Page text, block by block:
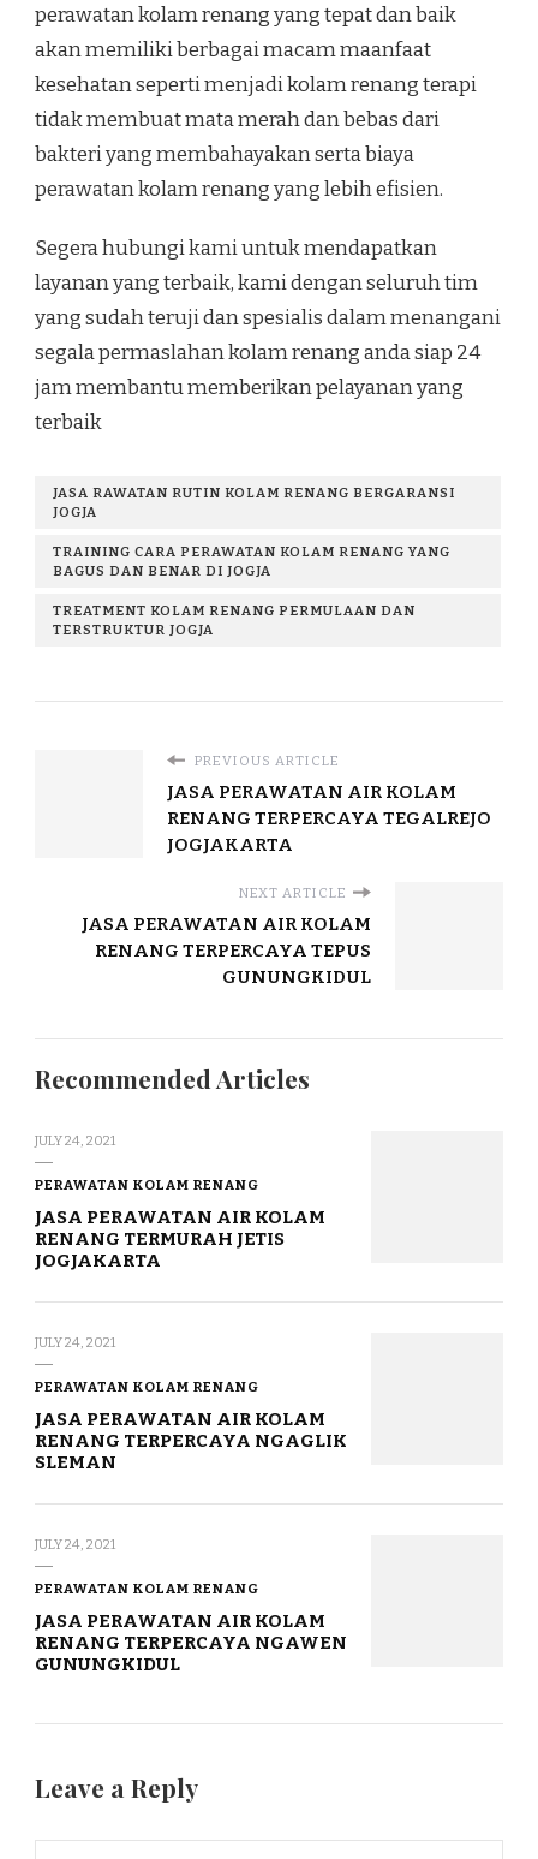
perawatan kolam renang yang tepat dan baik
akan memiliki berbagai macam maanfaat
kesehatan seperti menjadi kolam renang terapi
tidak membuat mata merah dan bebas dari
bakteri yang membahayakan serta biaya
perawatan kolam renang yang lebih efisien.
Segera hubungi kami untuk mendapatkan
layanan yang terbaik, kami dengan seluruh tim
yang sudah teruji dan spesialis dalam menangani
segala permaslahan kolam renang anda siap 24
jam membantu memberikan pelayanan yang
terbaik
JASA RAWATAN RUTIN KOLAM RENANG BERGARANSI
JOGJA
TRAINING CARA PERAWATAN KOLAM RENANG YANG
BAGUS DAN BENAR DI JOGJA
TREATMENT KOLAM RENANG PERMULAAN DAN
TERSTRUKTUR JOGJA
PREVIOUS ARTICLE
JASA PERAWATAN AIR KOLAM
RENANG TERPERCAYA TEGALREJO
JOGJAKARTA
NEXT ARTICLE
JASA PERAWATAN AIR KOLAM
RENANG TERPERCAYA TEPUS
GUNUNGKIDUL
Recommended Articles
JULY 24, 2021
PERAWATAN KOLAM RENANG
JASA PERAWATAN AIR KOLAM
RENANG TERMURAH JETIS
JOGJAKARTA
JULY 24, 2021
PERAWATAN KOLAM RENANG
JASA PERAWATAN AIR KOLAM
RENANG TERPERCAYA NGAGLIK
SLEMAN
JULY 24, 2021
PERAWATAN KOLAM RENANG
JASA PERAWATAN AIR KOLAM
RENANG TERPERCAYA NGAWEN
GUNUNGKIDUL
Leave a Reply